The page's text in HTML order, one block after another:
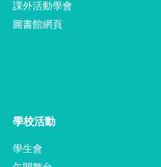
課外活動學會
圖書館網頁
學校活動
學生會